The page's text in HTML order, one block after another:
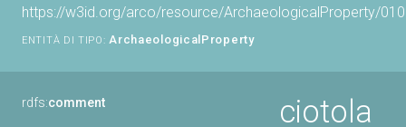
https://w3id.org/arco/resource/ArchaeologicalProperty/
ENTITÀ DI TIPO: ArchaeologicalProperty
rdfs:comment ciotola